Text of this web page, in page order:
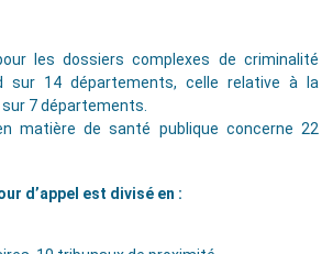
les dossiers complexes de criminalité
sur 14 départements, celle relative à la
7 départements.
matière de santé publique concerne 22
d’appel est divisé en :